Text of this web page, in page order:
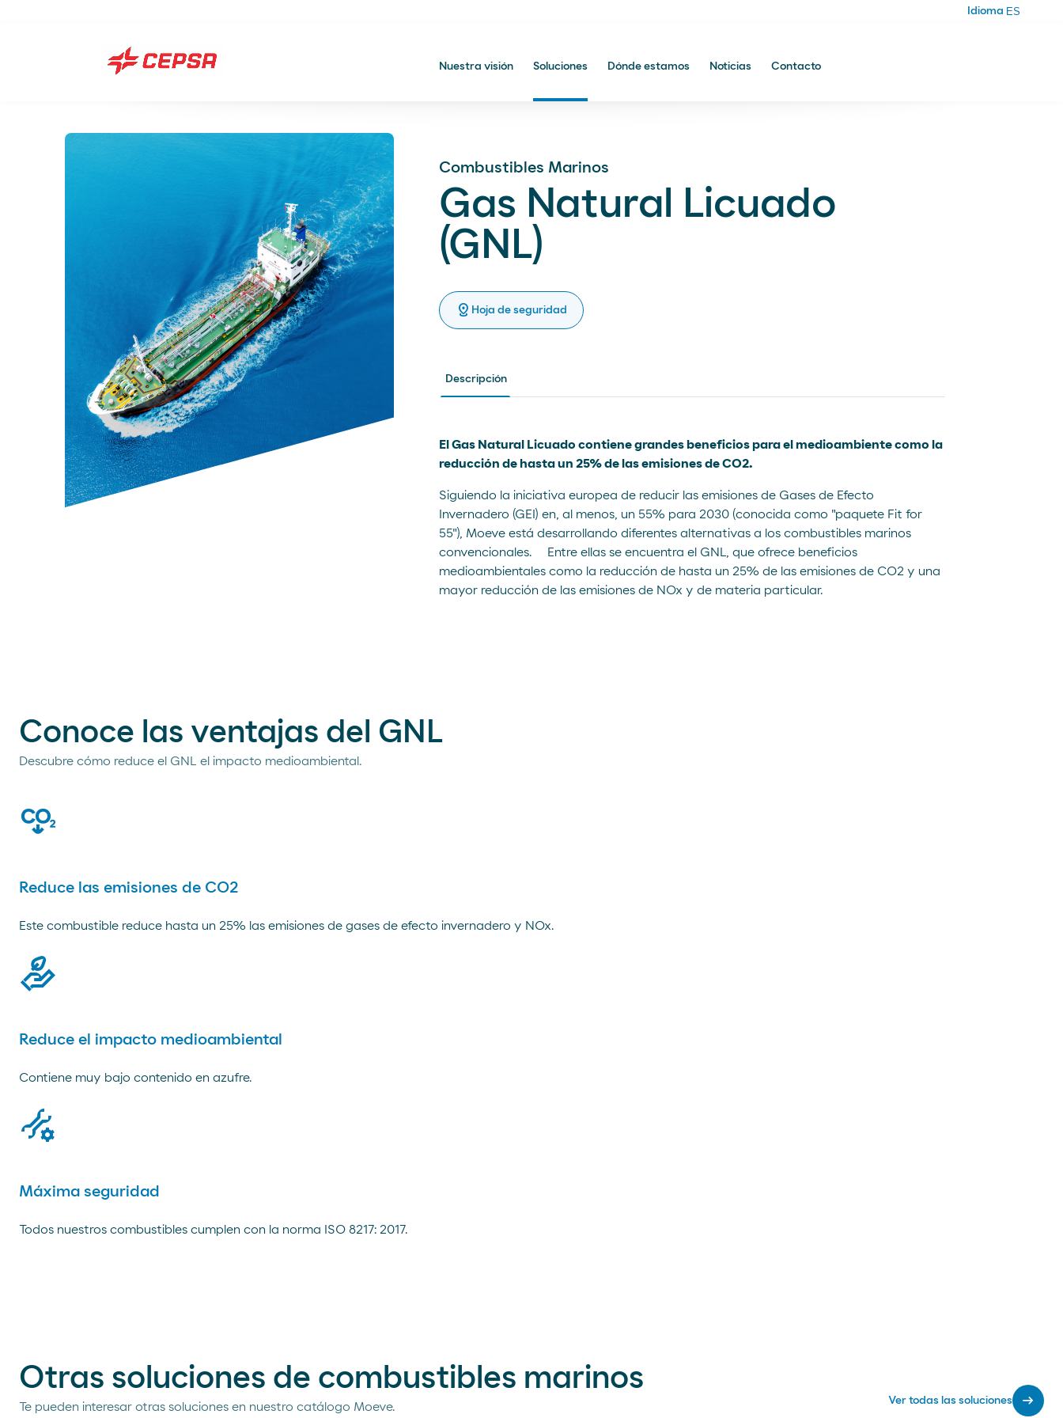
Idioma
Nuestra visión Soluciones
MGO
IFO’s VLSFO
HSFO
Combustible LNG
Otros Productos
Biocombustibles
VLFSO
Sitio Corporativo Moeve Portugal
Idioma
Nuestra visión Soluciones Dónde estamos Noticias Contacto
Gas Natural Licuado
(GNL)
Combustibles Marinos
distance Hoja de seguridad
Descripción
El Gas Natural Licuado contiene grandes beneficios para el medioambiente como la
reducción de hasta un 25% de las emisiones de CO2.
Siguiendo la iniciativa europea de reducir las emisiones de Gases de Efecto
Invernadero (GEI) en, al menos, un 55% para 2030 (conocida como "paquete Fit for
55"), Moeve está desarrollando diferentes alternativas a los combustibles marinos
convencionales. Entre ellas se encuentra el GNL, que ofrece beneficios
medioambientales como la reducción de hasta un 25% de las emisiones de CO2 y una
mayor reducción de las emisiones de NOx y de materia particular.
Conoce las ventajas del GNL
Descubre cómo reduce el GNL el impacto medioambiental.
Reduce las emisiones de CO2
Este combustible reduce hasta un 25% las emisiones de gases de efecto invernadero y NOx.
Reduce el impacto medioambiental
Contiene muy bajo contenido en azufre.
Máxima seguridad
Todos nuestros combustibles cumplen con la norma ISO 8217: 2017.
Otras soluciones de combustibles marinos
Te pueden interesar otras soluciones en nuestro catálogo Moeve. Ver todas las soluciones arrow_right_alt